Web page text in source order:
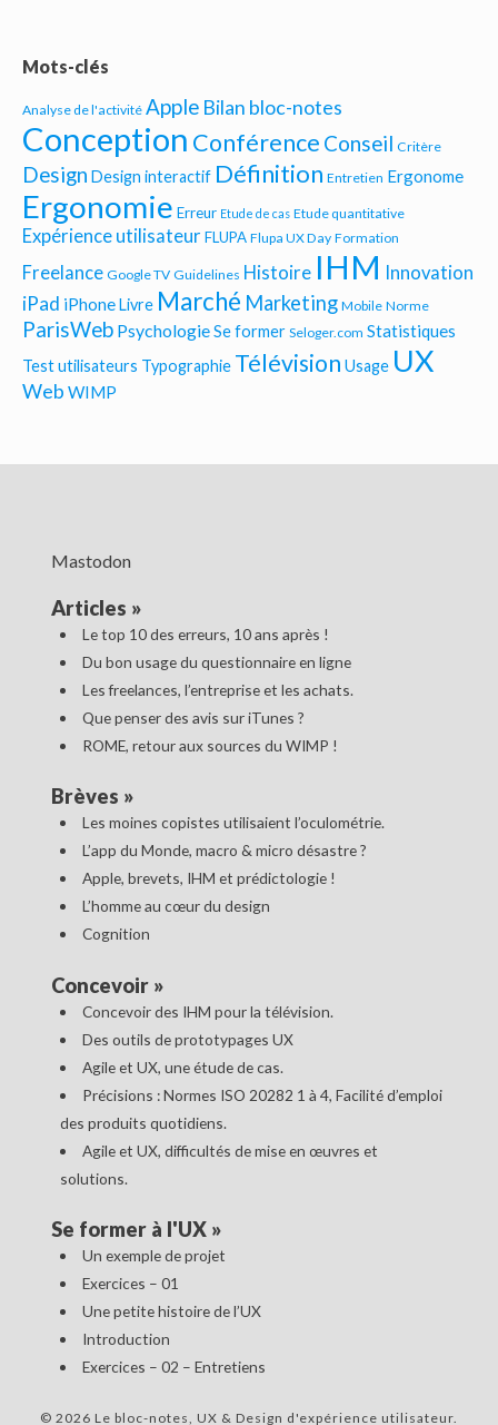
Mots-clés
Analyse de l'activité Apple Bilan bloc-notes
Conception Conférence Conseil Critère
Design Design interactif Définition Entretien Ergonome
Ergonomie Erreur Etude de cas Etude quantitative
Expérience utilisateur FLUPA Flupa UX Day Formation
Freelance Google TV Guidelines Histoire IHM Innovation
iPad iPhoneLivre Marché Marketing Mobile Norme
ParisWeb PsychologieSe former Seloger.com Statistiques
Test utilisateurs Typographie Télévision Usage UX
Web WIMP
Mastodon
Articles »
Le top 10 des erreurs, 10 ans après !
Du bon usage du questionnaire en ligne
Les freelances, l’entreprise et les achats.
Que penser des avis sur iTunes ?
ROME, retour aux sources du WIMP !
Brèves »
Les moines copistes utilisaient l’oculométrie.
L’app du Monde, macro & micro désastre ?
Apple, brevets, IHM et prédictologie !
L’homme au cœur du design
Cognition
Concevoir»
Concevoir des IHM pour la télévision.
Des outils de prototypages UX
Agile et UX, une étude de cas.
Précisions : Normes ISO 20282 1 à 4, Facilité d’emploi
des produits quotidiens.
Agile et UX, difficultés de mise en œuvres et
solutions.
Se former à l'UX»
Un exemple de projet
Exercices – 01
Une petite histoire de l’UX
Introduction
Exercices – 02 – Entretiens
© 2026 Le bloc-notes, UX & Design d'expérience utilisateur